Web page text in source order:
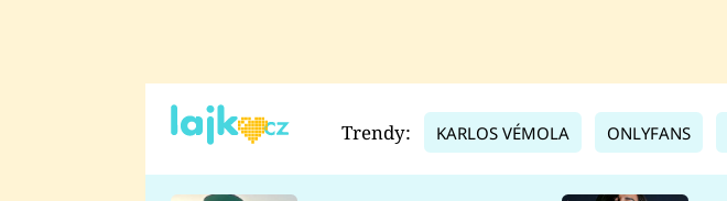
TADEÁŠ KUBĚNKA
DATEL
Trendy: KARLOS VÉMOLA ONLYFANS